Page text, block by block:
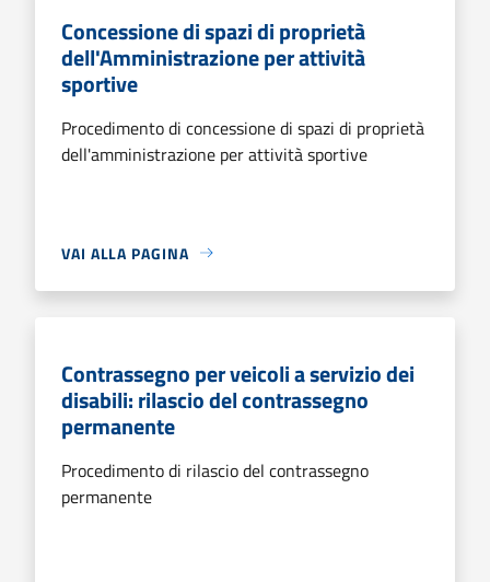
Concessione di spazi di proprietà
dell'Amministrazione per attività
sportive
Procedimento di concessione di spazi di proprietà
dell'amministrazione per attività sportive
VAI ALLA PAGINA
Contrassegno per veicoli a servizio dei
disabili: rilascio del contrassegno
permanente
Procedimento di rilascio del contrassegno
permanente